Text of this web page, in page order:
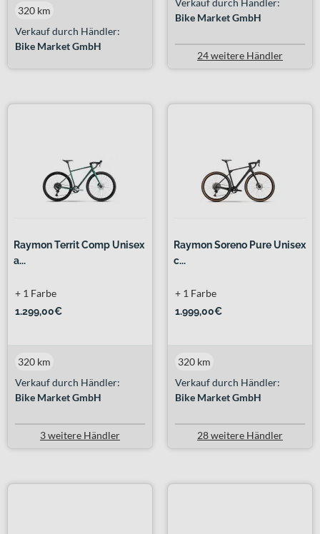
Verkauf durch Händler:
Bike Market GmbH
320 km
Verkauf durch Händler:
Bike Market GmbH
24 weitere Händler
Raymon Territ Comp Unisex
a...
1.299,00€
+ 1 Farbe
Verkauf durch Händler:
Bike Market GmbH
320 km
3 weitere Händler
Raymon Soreno Pure Unisex
c...
1.999,00€
+ 1 Farbe
Verkauf durch Händler:
Bike Market GmbH
320 km
28 weitere Händler